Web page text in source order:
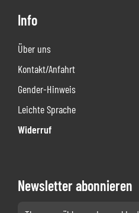
Info
Über uns
Kontakt/Anfahrt
Gender-Hinweis
Leichte Sprache
Widerruf
Newsletter abonnieren